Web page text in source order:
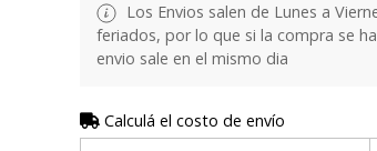
Los Envios salen de Lunes a
feriados, por lo que si la compra se
envio sale en el mismo dia
Calculá el costo de envío